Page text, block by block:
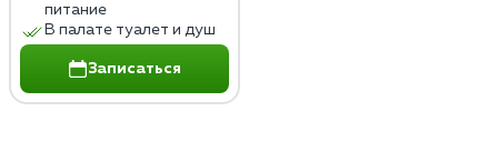
питание
В палате туалет и душ
Записаться